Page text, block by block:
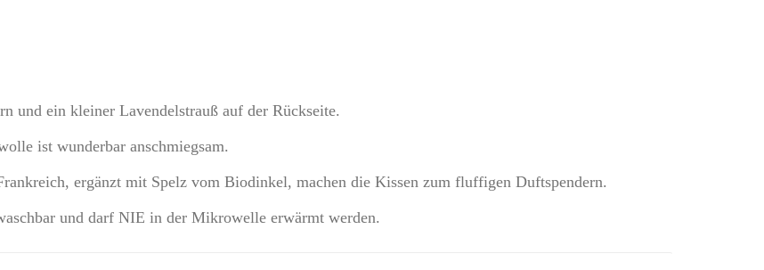
und ein kleiner Lavendelstrauß auf der Rückseite.
ist wunderbar anschmiegsam.
ergänzt mit Spelz vom Biodinkel, machen die Kissen zum fluffigen Duftspendern.
und darf NIE in der Mikrowelle erwärmt werden.